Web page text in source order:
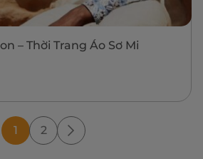
– Thời Trang Áo Sơ Mi
1 2